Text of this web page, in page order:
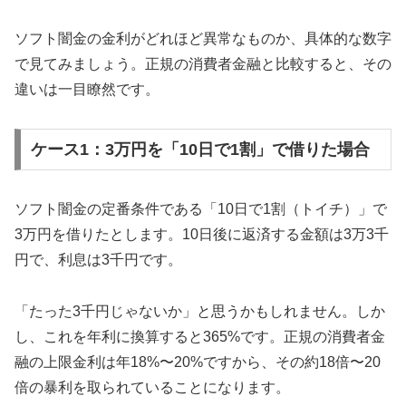
ソフト闇金の金利がどれほど異常なものか、具体的な数字
で見てみましょう。正規の消費者金融と比較すると、その
違いは一目瞭然です。
ケース1：3万円を「10日で1割」で借りた場合
ソフト闇金の定番条件である「10日で1割（トイチ）」で
3万円を借りたとします。10日後に返済する金額は3万3千
円で、利息は3千円です。
「たった3千円じゃないか」と思うかもしれません。しか
し、これを年利に換算すると365%です。正規の消費者金
融の上限金利は年18%〜20%ですから、その約18倍〜20
倍の暴利を取られていることになります。